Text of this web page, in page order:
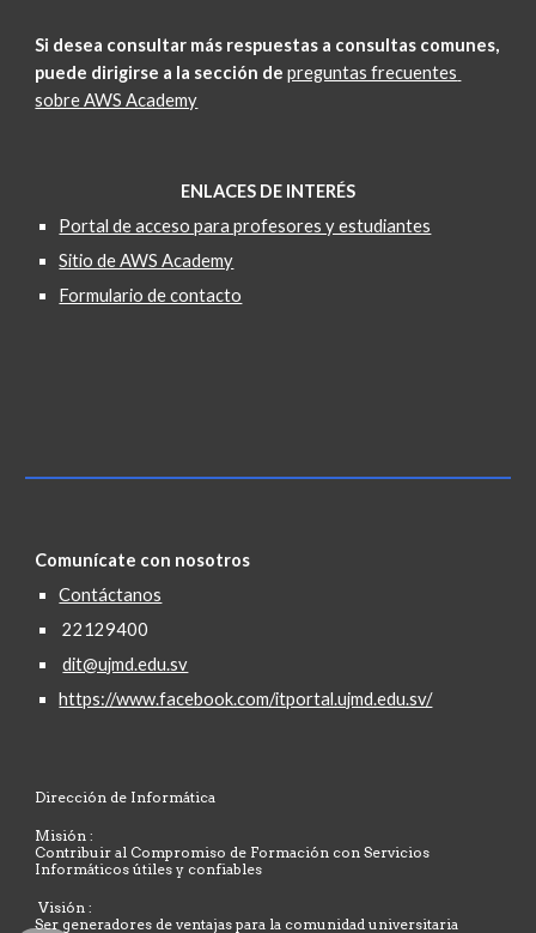
Si desea consultar más respuestas a consultas comunes,
puede dirigirse a la sección de preguntas frecuentes
sobre AWS Academy
ENLACES DE INTERÉS
Portal de acceso para profesores y estudiantes
Sitio de AWS Academy
Formulario de contacto
Comunícate con nosotros
Contáctanos
22129400
dit@ujmd.edu.sv
https://www.facebook.com/itportal.ujmd.edu.sv/
Dirección de Informática
Misión :
Contribuir al Compromiso de Formación con Servicios
Informáticos útiles y confiables
Visión :
Ser generadores de ventajas para la comunidad universitaria